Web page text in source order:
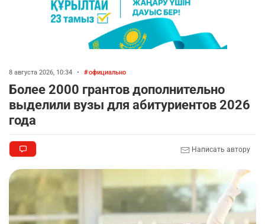
8 августа 2026, 10:34 • официально
Более 2000 грантов дополнительно
выделили вузы для абитуриентов 2026
года
Написать автору